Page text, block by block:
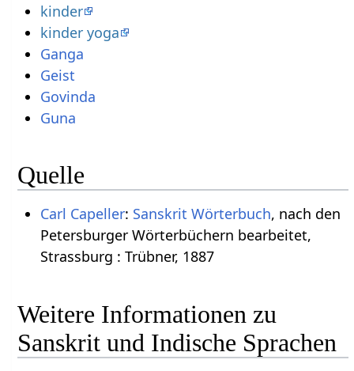
kinder
kinder yoga
Ganga
Geist
Govinda
Guna
Quelle
Carl Capeller: Sanskrit Wörterbuch, nach den
Petersburger Wörterbüchern bearbeitet,
Strassburg : Trübner, 1887
Weitere Informationen zu
Sanskrit und Indische Sprachen